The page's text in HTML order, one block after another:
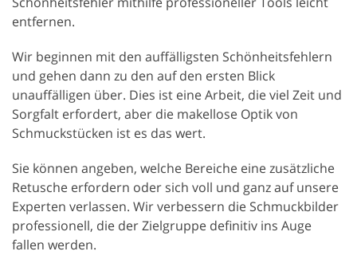
entfernen.
Wir beginnen mit den auffälligsten Schönheitsfehlern
und gehen dann zu den auf den ersten Blick
unauffälligen über. Dies ist eine Arbeit, die viel Zeit und
Sorgfalt erfordert, aber die makellose Optik von
Schmuckstücken ist es das wert.
Sie können angeben, welche Bereiche eine zusätzliche
Retusche erfordern oder sich voll und ganz auf unsere
Experten verlassen. Wir verbessern die Schmuckbilder
professionell, die der Zielgruppe definitiv ins Auge
fallen werden.